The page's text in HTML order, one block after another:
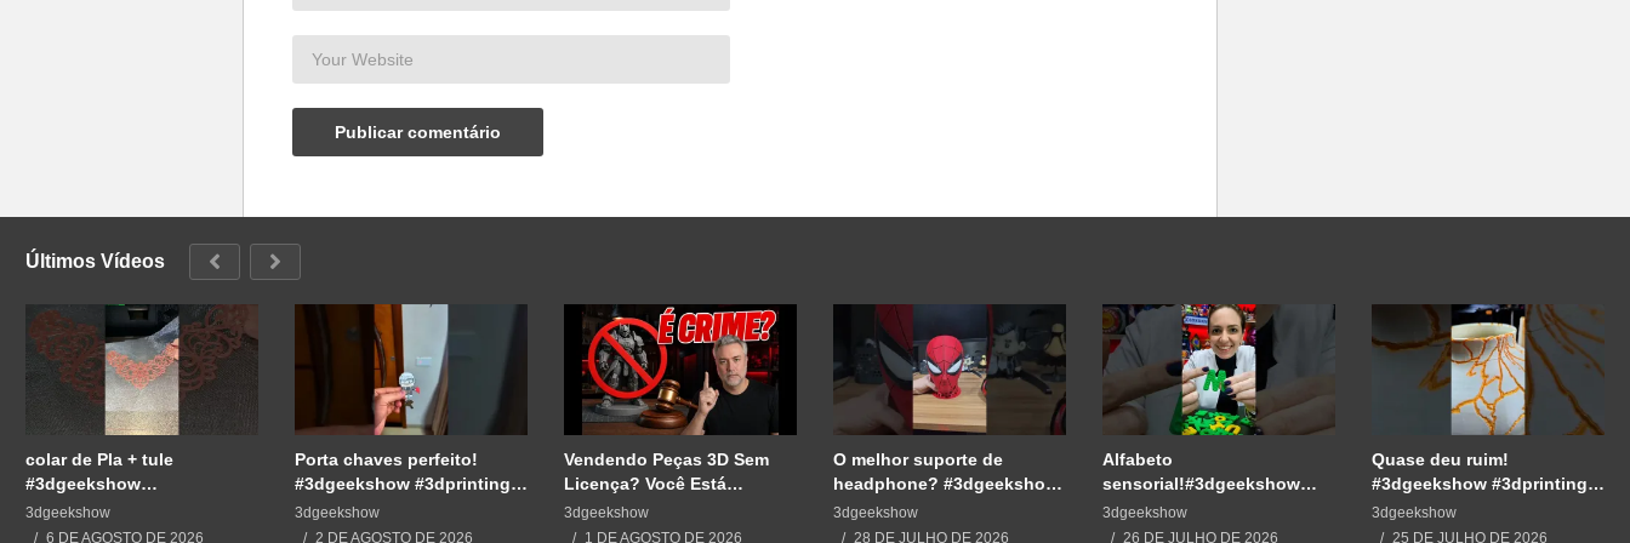
Últimos Vídeos
colar de Pla + tule
#3dgeekshow
#impressão3d #3dprint
#3dprinting #impresion3d
3dgeekshow
6 DE AGOSTO DE 2026
Porta chaves perfeito!
#3dgeekshow #3dprinting
#3dprint #impressão3d
#impresion3d
3dgeekshow
2 DE AGOSTO DE 2026
Vendendo Peças 3D Sem
Licença? Você Está
Cometendo um Erro GRAVE
3dgeekshow
1 DE AGOSTO DE 2026
O melhor suporte de
headphone? #3dgeekshow
#impressão3d #3dprinting
#3dprint #spiderman
3dgeekshow
28 DE JULHO DE 2026
Alfabeto
sensorial!#3dgeekshow
#3dprinting #3dprint
#impressão3d #educação
3dgeekshow
26 DE JULHO DE 2026
Quase deu ruim!
#3dgeekshow #3dprinting
#3dprint #impressão3d
#decoration #maker
3dgeekshow
25 DE JULHO DE 2026